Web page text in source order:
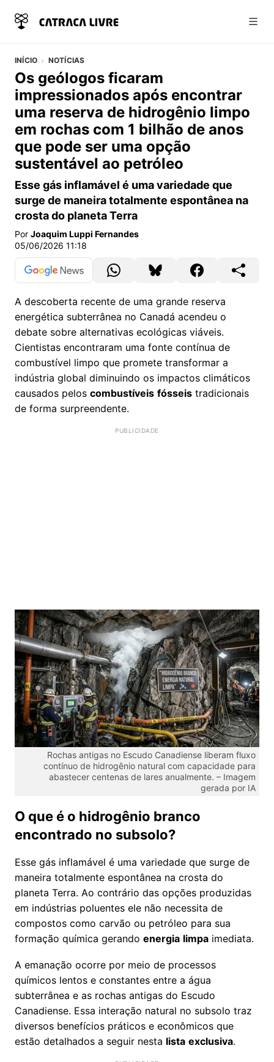
INÍCIO NOTÍCIAS
Os geólogos ficaram
impressionados após encontrar
uma reserva de hidrogênio limpo
em rochas com 1 bilhão de anos
que pode ser uma opção
sustentável ao petróleo
Esse gás inflamável é uma variedade que
surge de maneira totalmente espontânea na
crosta do planeta Terra
Por Joaquim Luppi Fernandes
05/06/2026 11:18
A descoberta recente de uma grande reserva
energética subterrânea no Canadá acendeu o
debate sobre alternativas ecológicas viáveis.
Cientistas encontraram uma fonte contínua de
combustível limpo que promete transformar a
indústria global diminuindo os impactos climáticos
causados pelos combustíveis fósseis tradicionais
de forma surpreendente.
Rochas antigas no Escudo Canadiense liberam fluxo
contínuo de hidrogênio natural com capacidade para
abastecer centenas de lares anualmente. – Imagem
gerada por IA
O que é o hidrogênio branco
encontrado no subsolo?
Esse gás inflamável é uma variedade que surge de
maneira totalmente espontânea na crosta do
planeta Terra. Ao contrário das opções produzidas
em indústrias poluentes ele não necessita de
compostos como carvão ou petróleo para sua
formação química gerando energia limpa imediata.
A emanação ocorre por meio de processos
químicos lentos e constantes entre a água
subterrânea e as rochas antigas do Escudo
Canadiense. Essa interação natural no subsolo traz
diversos benefícios práticos e econômicos que
estão detalhados a seguir nesta lista exclusiva.